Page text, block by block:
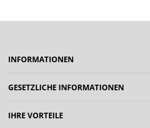
INFORMATIONEN
GESETZLICHE INFORMATIONEN
IHRE VORTEILE